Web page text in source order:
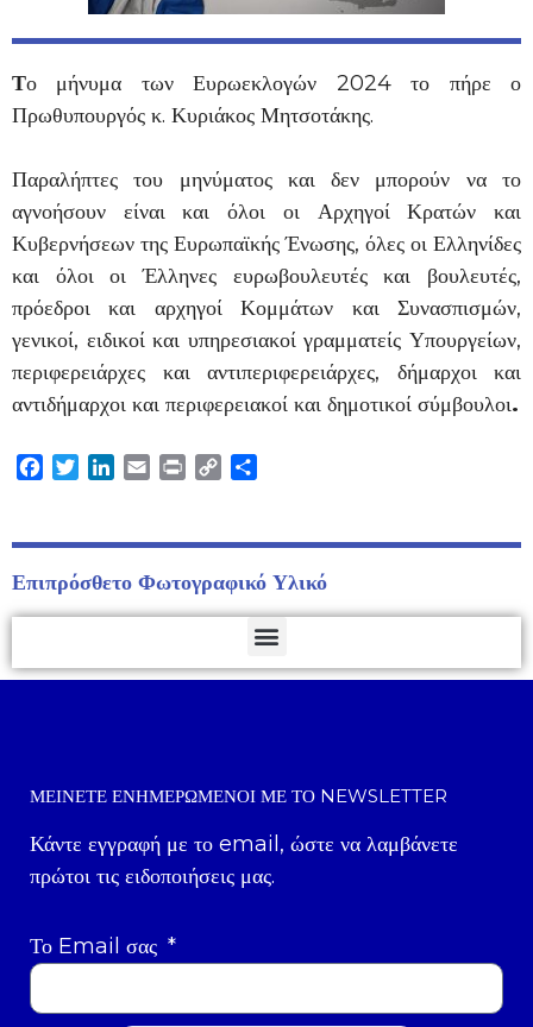
Το μήνυμα των Ευρωεκλογών 2024 το πήρε ο
Πρωθυπουργός κ. Κυριάκος Μητσοτάκης.
Παραλήπτες του μηνύματος και δεν μπορούν να το
αγνοήσουν είναι και όλοι οι Αρχηγοί Κρατών και
Κυβερνήσεων της Ευρωπαϊκής Ένωσης, όλες οι Ελληνίδες
και όλοι οι Έλληνες ευρωβουλευτές και βουλευτές,
πρόεδροι και αρχηγοί Κομμάτων και Συνασπισμών,
γενικοί, ειδικοί και υπηρεσιακοί γραμματείς Υπουργείων,
περιφερειάρχες και αντιπεριφερειάρχες, δήμαρχοι και
αντιδήμαρχοι και περιφερειακοί και δημοτικοί σύμβουλοι.
Facebook
TwitterLinkedIn
EmailPrint Copy
Επιπρόσθετο Φωτογραφικό Υλικό
ΜΕΊΝΕΤΕ ΕΝΗΜΕΡΩΜΈΝΟΙ ΜΕ ΤΟ NEWSLETTER
Κάντε εγγραφή με το email, ώστε να λαμβάνετε
πρώτοι τις ειδοποιήσεις μας.
Το Email σας